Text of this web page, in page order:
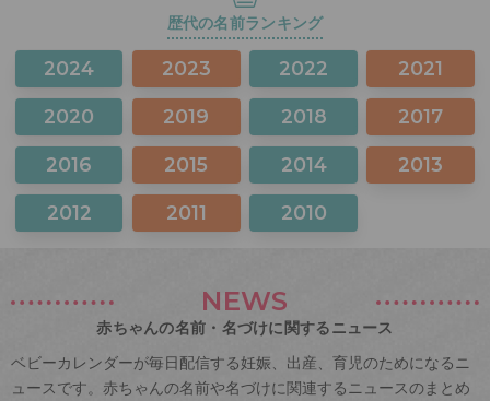
歴代の名前ランキング
2024 2023 2022 2021
2020 2019 2018 2017
2016 2015 2014 2013
2012 2011 2010
NEWS
赤ちゃんの名前・名づけに関するニュース
ベビーカレンダーが毎日配信する妊娠、出産、育児のためになるニ
ュースです。赤ちゃんの名前や名づけに関連するニュースのまとめ